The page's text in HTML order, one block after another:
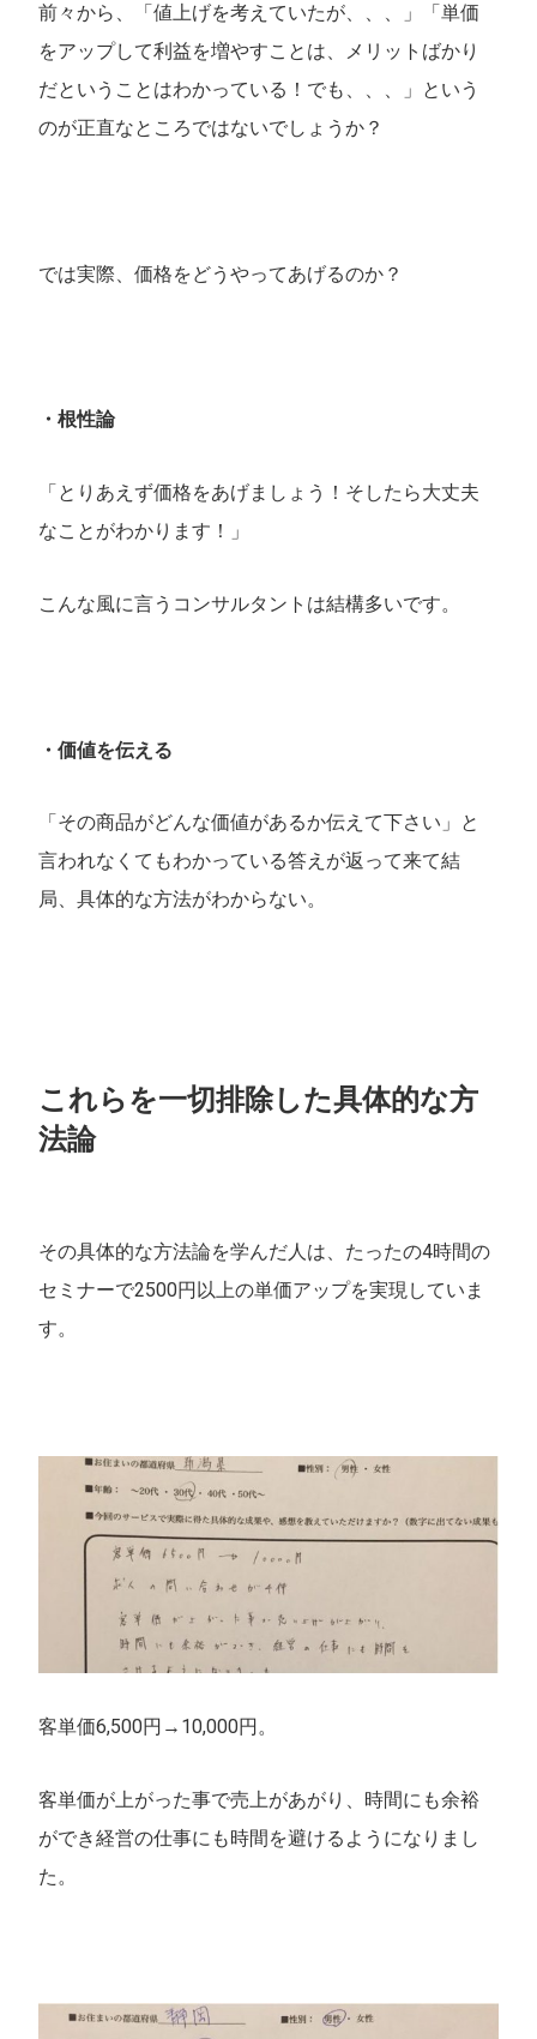
前々から、「値上げを考えていたが、、、」「単価
をアップして利益を増やすことは、メリットばかり
だということはわかっている！でも、、、」という
のが正直なところではないでしょうか？
では実際、価格をどうやってあげるのか？
・根性論
「とりあえず価格をあげましょう！そしたら大丈夫
なことがわかります！」
こんな風に言うコンサルタントは結構多いです。
・価値を伝える
「その商品がどんな価値があるか伝えて下さい」と
言われなくてもわかっている答えが返って来て結
局、具体的な方法がわからない。
これらを一切排除した具体的な方
法論
その具体的な方法論を学んだ人は、たったの4時間の
セミナーで2500円以上の単価アップを実現していま
す。
客単価6,500円→10,000円。
客単価が上がった事で売上があがり、時間にも余裕
ができ経営の仕事にも時間を避けるようになりまし
た。